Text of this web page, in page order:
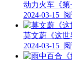
动力火车《
2024-03-15 阅
莫文蔚《这
2024-03-15 阅